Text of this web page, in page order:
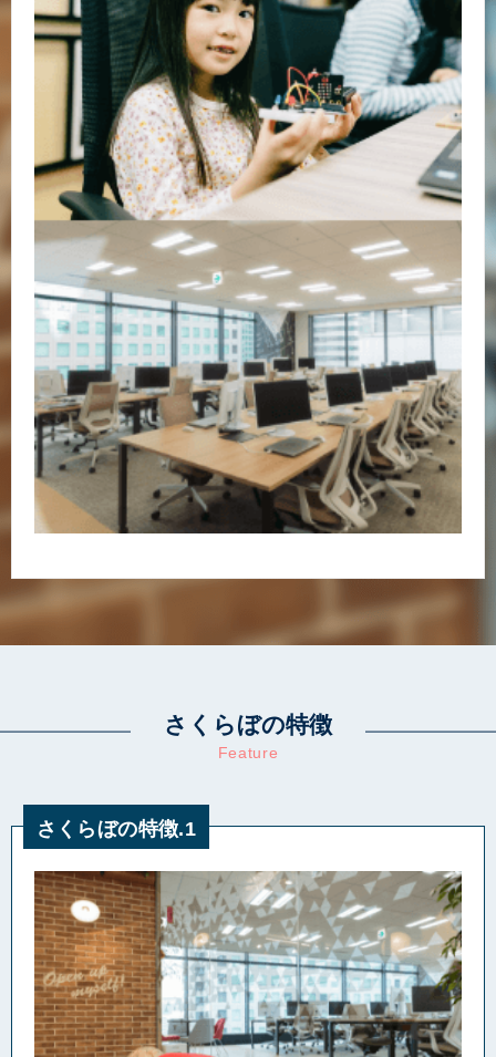
さくらぼの特徴
Feature
さくらぼの特徴.1